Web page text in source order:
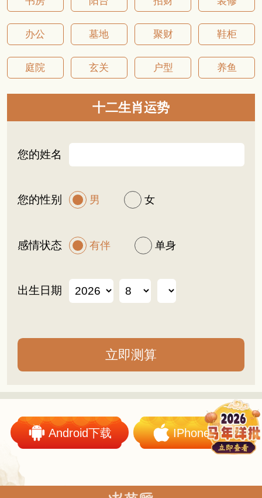
办公 墓地 聚财 鞋柜
庭院 玄关 户型 养鱼
十二生肖运势
您的姓名
您的性别 男 女
感情状态 有伴 单身
出生日期
Android下载 IPhone下载